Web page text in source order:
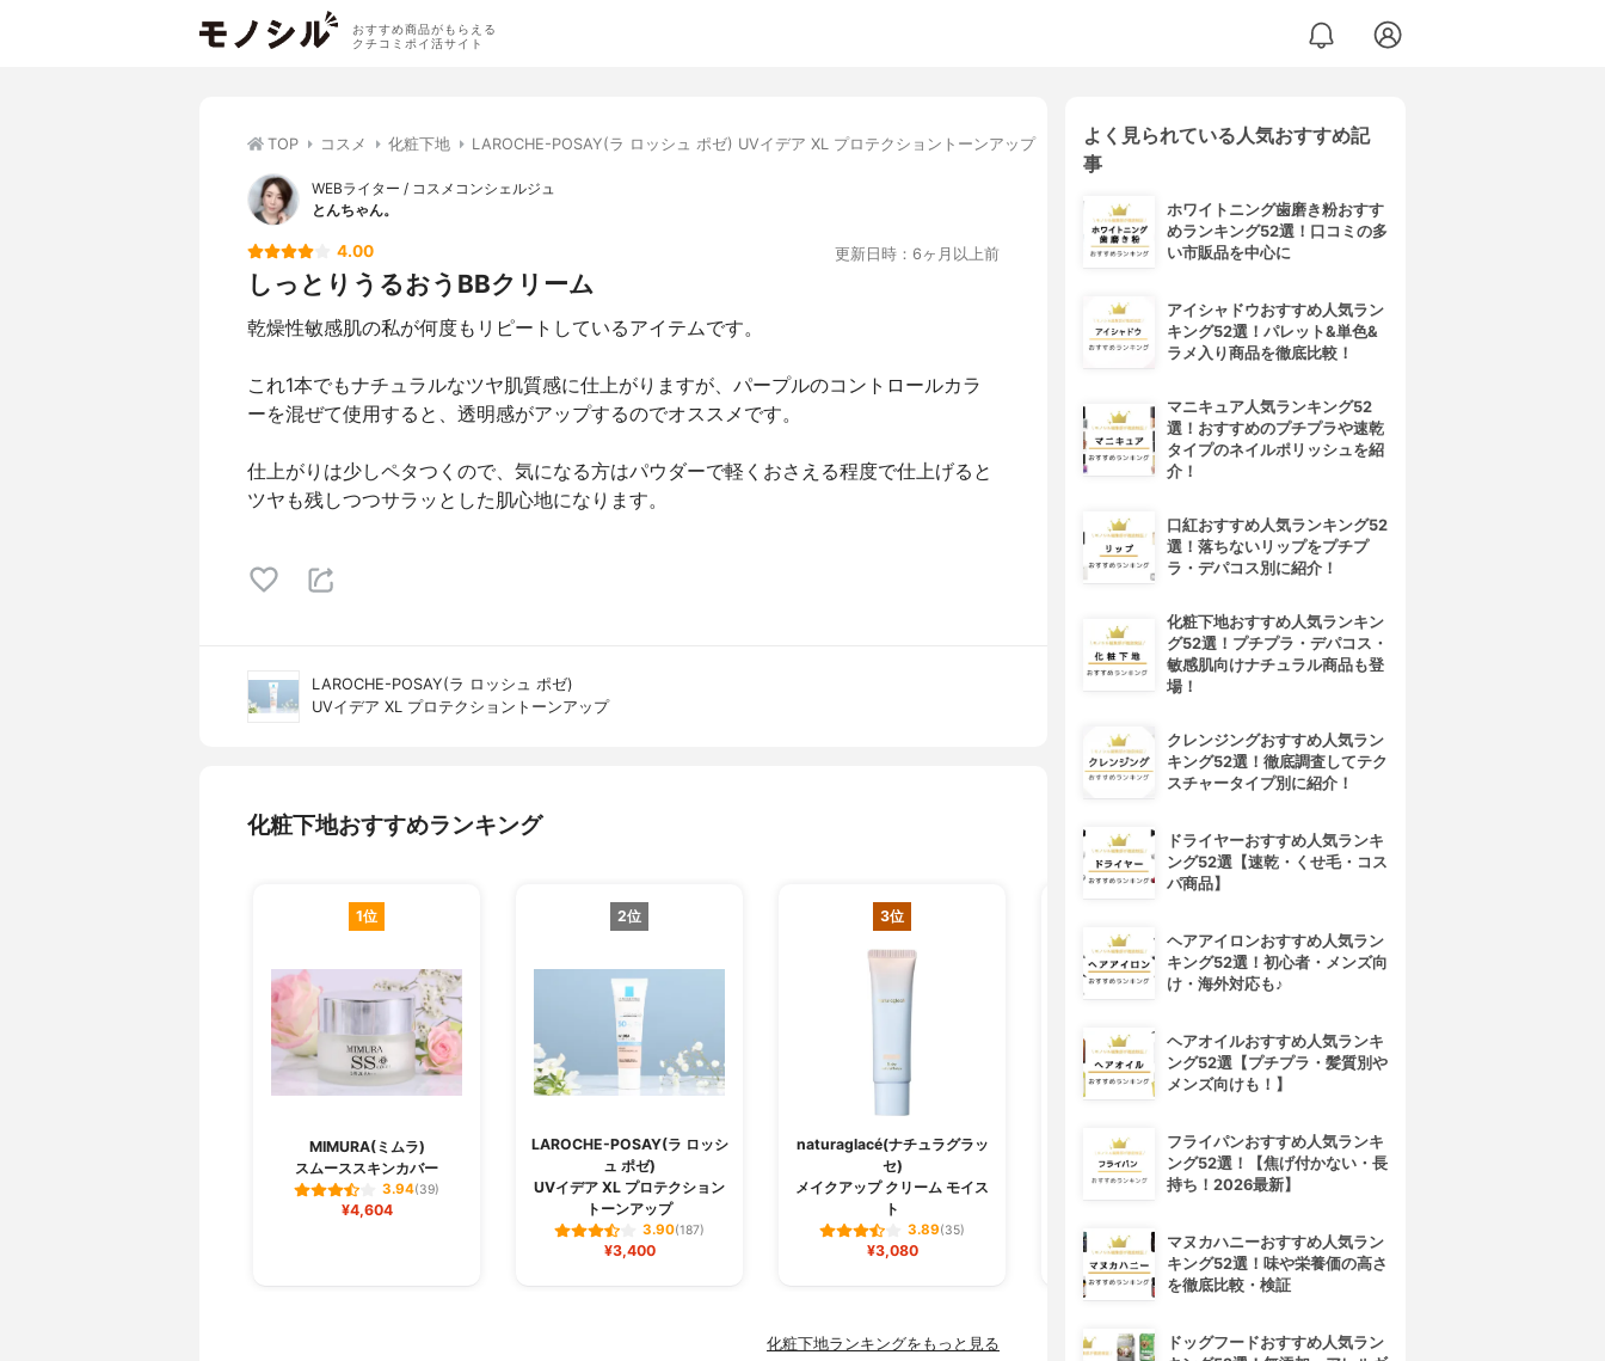
おすすめ商品がもらえる
クチコミポイ活サイト
TOP コスメ 化粧下地 LAROCHE-POSAY(ラ ロッシュ ポゼ) UVイデア XL プロテクショントーンアップ
WEBライター / コスメコンシェルジュ
とんちゃん。
4.00 更新日時：6ヶ月以上前
しっとりうるおうBBクリーム
乾燥性敏感肌の私が何度もリピートしているアイテムです。
これ1本でもナチュラルなツヤ肌質感に仕上がりますが、パープルのコントロールカラ
ーを混ぜて使用すると、透明感がアップするのでオススメです。
仕上がりは少しペタつくので、気になる方はパウダーで軽くおさえる程度で仕上げると
ツヤも残しつつサラッとした肌心地になります。
LAROCHE-POSAY(ラ ロッシュ ポゼ)
UVイデア XL プロテクショントーンアップ
化粧下地おすすめランキング
1位
MIMURA(ミムラ)
スムーススキンカバー
3.94(39)
¥4,604
2位
LAROCHE-POSAY(ラ ロッシ
ュ ポゼ)
UVイデア XL プロテクション
トーンアップ
3.90(187)
¥3,400
3位
naturaglacé(ナチュラグラッ
セ)
メイクアップ クリーム モイス
ト
3.89(35)
¥3,080
CEZANNE(セザンヌ)
UVウルトラフィットベースEX
3.87 (18)
Obagi(オバジ)
マルチプロテクト UV乳液
化粧下地ランキングをもっと見る
よく見られている人気おすすめ記
事
ホワイトニング歯磨き粉おすす
めランキング52選！口コミの多
い市販品を中心に
アイシャドウおすすめ人気ラン
キング52選！パレット&単色&
ラメ入り商品を徹底比較！
マニキュア人気ランキング52
選！おすすめのプチプラや速乾
タイプのネイルポリッシュを紹
介！
口紅おすすめ人気ランキング52
選！落ちないリップをプチプ
ラ・デパコス別に紹介！
化粧下地おすすめ人気ランキン
グ52選！プチプラ・デパコス・
敏感肌向けナチュラル商品も登
場！
クレンジングおすすめ人気ラン
キング52選！徹底調査してテク
スチャータイプ別に紹介！
ドライヤーおすすめ人気ランキ
ング52選【速乾・くせ毛・コス
パ商品】
ヘアアイロンおすすめ人気ラン
キング52選！初心者・メンズ向
け・海外対応も♪
ヘアオイルおすすめ人気ランキ
ング52選【プチプラ・髪質別や
メンズ向けも！】
フライパンおすすめ人気ランキ
ング52選！【焦げ付かない・長
持ち！2026最新】
マヌカハニーおすすめ人気ラン
キング52選！味や栄養価の高さ
を徹底比較・検証
ドッグフードおすすめ人気ラン